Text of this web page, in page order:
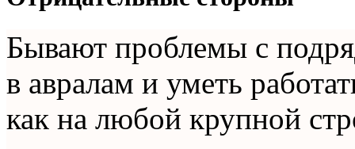
Бывают проблемы с
в авралам и уметь
как на любой крупной